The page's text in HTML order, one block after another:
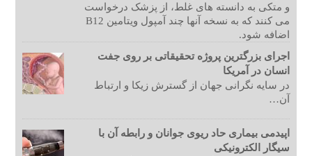
و متکی به دانسته های غلط، از پزشک درخواست
می کنند که به نسخه آنها چند آمپول ویتامین B12
اضافه شود.
اجرای بزرگترین پروژه تحقیقاتی بر روی جفت
انسان در آمریکا
در سایه نگرانی جهان از گسترش زیکا و ارتباط
آن…
اپیدمی بیماری حاد ریوی جوانان و رابطه آن با
سیگار الکترونیکی